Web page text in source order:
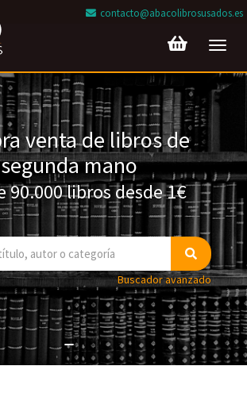
contacto@abacolibrosusados.es
venta de libros de
segunda mano
90.000 libros desde 1€
Buscador avanzado